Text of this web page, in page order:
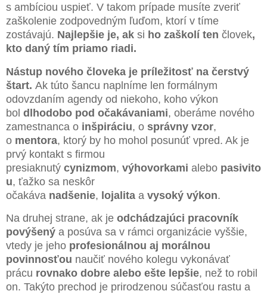
s ambíciou uspieť. V takom prípade musíte zveriť
zaškolenie zodpovedným ľuďom, ktorí v tíme
zostávajú. Najlepšie je, ak si ho zaškolí ten človek,
kto daný tím priamo riadi.
Nástup nového človeka je príležitosť na čerstvý
štart. Ak túto šancu naplníme len formálnym
odovzdaním agendy od niekoho, koho výkon
bol dlhodobo pod očakávaniami, oberáme nového
zamestnanca o inšpiráciu, o správny vzor,
o mentora, ktorý by ho mohol posunúť vpred. Ak je
prvý kontakt s firmou
presiaknutý cynizmom, výhovorkami alebo pasivito
u, ťažko sa neskôr
očakáva nadšenie, lojalita a vysoký výkon.
Na druhej strane, ak je odchádzajúci pracovník
povýšený a posúva sa v rámci organizácie vyššie,
vtedy je jeho profesionálnou aj morálnou
povinnosťou naučiť nového kolegu vykonávať
prácu rovnako dobre alebo ešte lepšie, než to robil
on. Takýto prechod je prirodzenou súčasťou rastu a